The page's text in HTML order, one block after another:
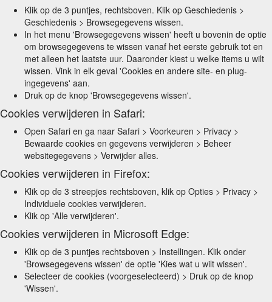
Klik op de 3 puntjes, rechtsboven. Klik op Geschiedenis >
Geschiedenis > Browsegegevens wissen.
In het menu 'Browsegegevens wissen' heeft u bovenin de optie
om browsegegevens te wissen vanaf het eerste gebruik tot en
met alleen het laatste uur. Daaronder kiest u welke items u wilt
wissen. Vink in elk geval 'Cookies en andere site- en plug-
ingegevens' aan.
Druk op de knop 'Browsegegevens wissen'.
Cookies verwijderen in Safari:
Open Safari en ga naar Safari > Voorkeuren > Privacy >
Bewaarde cookies en gegevens verwijderen > Beheer
websitegegevens > Verwijder alles.
Cookies verwijderen in Firefox:
Klik op de 3 streepjes rechtsboven, klik op Opties > Privacy >
Individuele cookies verwijderen.
Klik op 'Alle verwijderen'.
Cookies verwijderen in Microsoft Edge:
Klik op de 3 puntjes rechtsboven > Instellingen. Klik onder
'Browsegegevens wissen' de optie 'Kies wat u wilt wissen'.
Selecteer de cookies (voorgeselecteerd) > Druk op de knop
'Wissen'.